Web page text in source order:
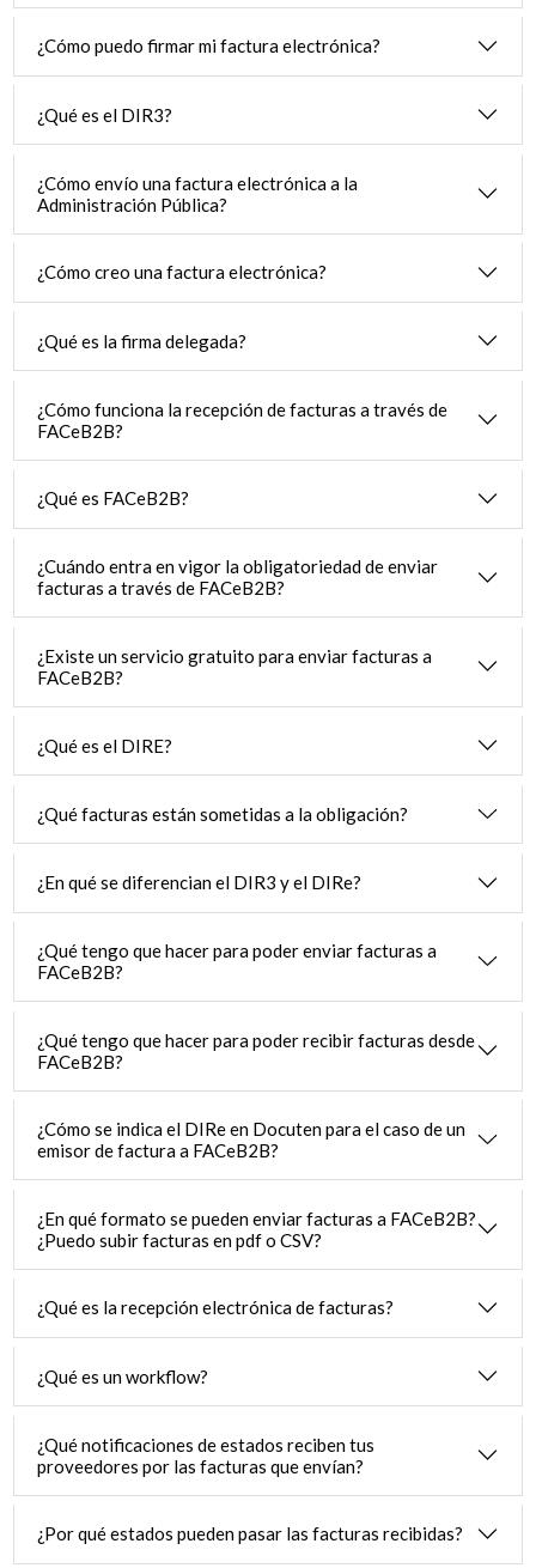
¿Cómo puedo firmar mi factura electrónica?
¿Qué es el DIR3?
¿Cómo envío una factura electrónica a la
Administración Pública?
¿Cómo creo una factura electrónica?
¿Qué es la firma delegada?
¿Cómo funciona la recepción de facturas a través de
FACeB2B?
¿Qué es FACeB2B?
¿Cuándo entra en vigor la obligatoriedad de enviar
facturas a través de FACeB2B?
¿Existe un servicio gratuito para enviar facturas a
FACeB2B?
¿Qué es el DIRE?
¿Qué facturas están sometidas a la obligación?
¿En qué se diferencian el DIR3 y el DIRe?
¿Qué tengo que hacer para poder enviar facturas a
FACeB2B?
¿Qué tengo que hacer para poder recibir facturas desde
FACeB2B?
¿Cómo se indica el DIRe en Docuten para el caso de un
emisor de factura a FACeB2B?
¿En qué formato se pueden enviar facturas a FACeB2B?
¿Puedo subir facturas en pdf o CSV?
¿Qué es la recepción electrónica de facturas?
¿Qué es un workflow?
¿Qué notificaciones de estados reciben tus
proveedores por las facturas que envían?
¿Por qué estados pueden pasar las facturas recibidas?